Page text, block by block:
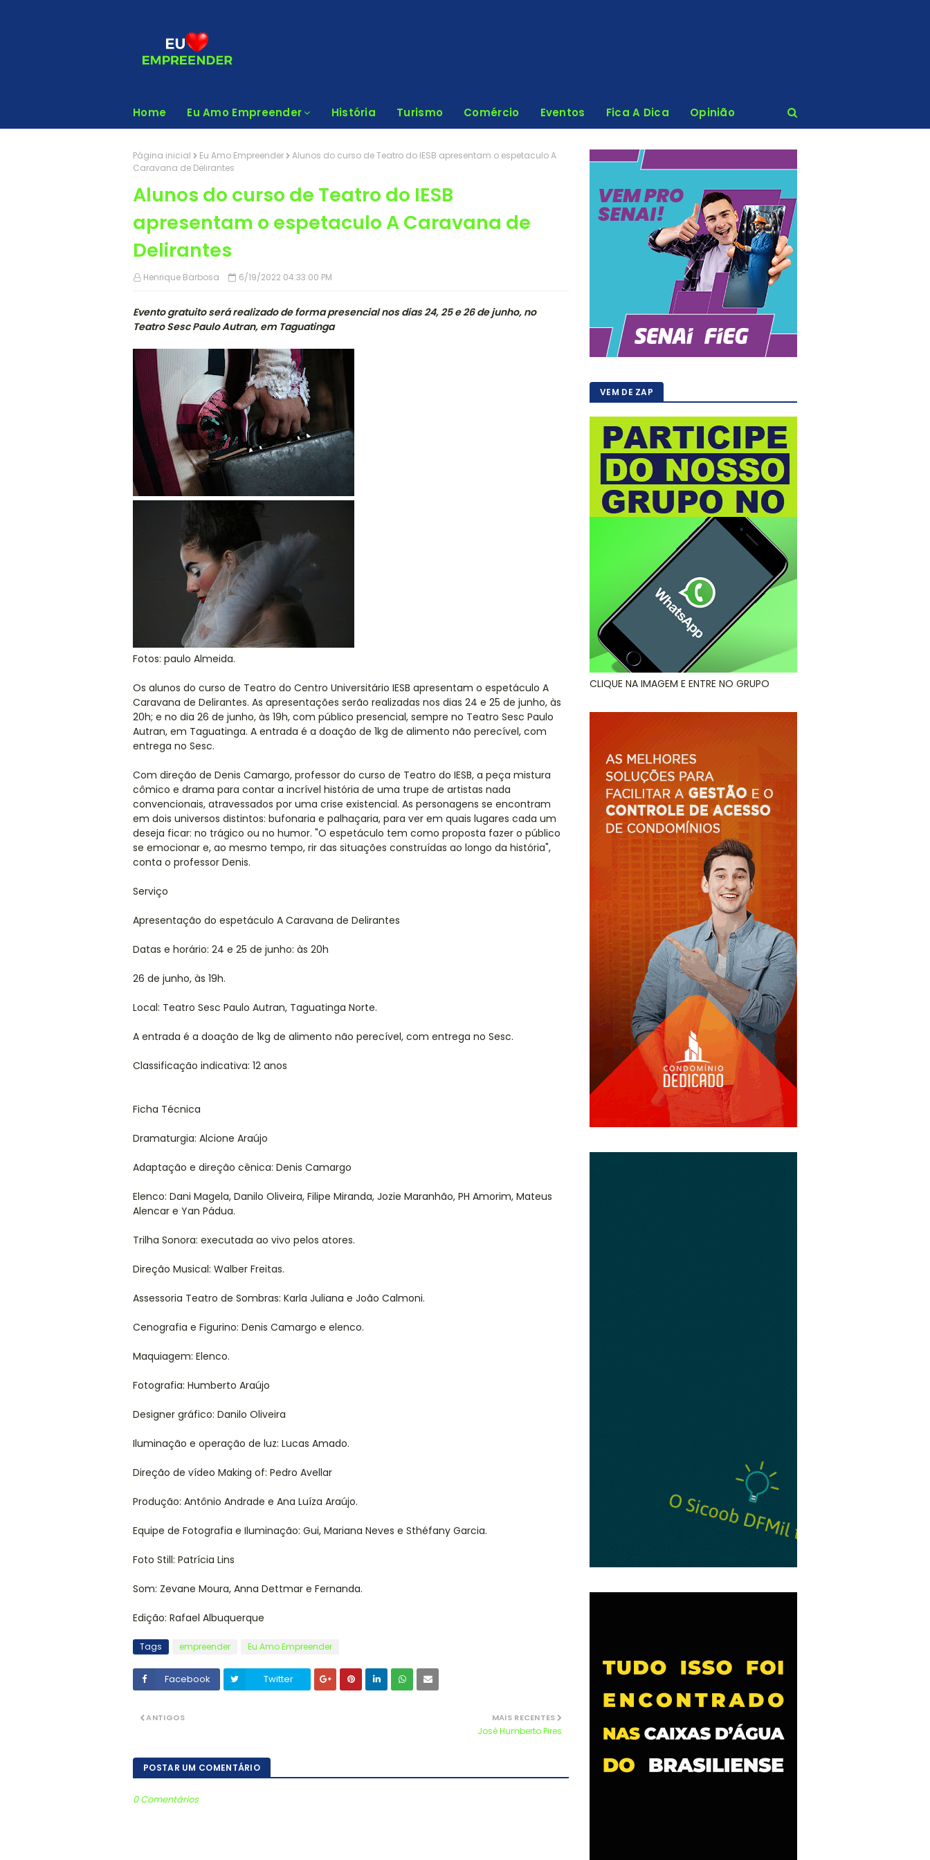
Home Eu Amo Empreender História Turismo Comércio Eventos Fica A Dica Opinião
Página inicial Eu Amo Empreender
Alunos do curso de Teatro do IESB apresentam o espetaculo A
Caravana de Delirantes
Alunos do curso de Teatro do IESB
apresentam o espetaculo A Caravana de
Delirantes
Henrique Barbosa 6/19/2022 04:33:00 PM
Evento gratuito será realizado de forma presencial nos dias 24, 25 e 26 de junho, no
Teatro Sesc Paulo Autran, em Taguatinga
Fotos: paulo Almeida.
Os alunos do curso de Teatro do Centro Universitário IESB apresentam o espetáculo A
Caravana de Delirantes. As apresentações serão realizadas nos dias 24 e 25 de junho, às
20h; e no dia 26 de junho, às 19h, com público presencial, sempre no Teatro Sesc Paulo
Autran, em Taguatinga. A entrada é a doação de 1kg de alimento não perecível, com
entrega no Sesc.
Com direção de Denis Camargo, professor do curso de Teatro do IESB, a peça mistura
cômico e drama para contar a incrível história de uma trupe de artistas nada
convencionais, atravessados por uma crise existencial. As personagens se encontram
em dois universos distintos: bufonaria e palhaçaria, para ver em quais lugares cada um
deseja ficar: no trágico ou no humor. "O espetáculo tem como proposta fazer o público
se emocionar e, ao mesmo tempo, rir das situações construídas ao longo da história",
conta o professor Denis.
Serviço
Apresentação do espetáculo A Caravana de Delirantes
Datas e horário: 24 e 25 de junho: às 20h
26 de junho, às 19h.
Local: Teatro Sesc Paulo Autran, Taguatinga Norte.
A entrada é a doação de 1kg de alimento não perecível, com entrega no Sesc.
Classificação indicativa: 12 anos
Ficha Técnica
Dramaturgia: Alcione Araújo
Adaptação e direção cênica: Denis Camargo
Elenco: Dani Magela, Danilo Oliveira, Filipe Miranda, Jozie Maranhão, PH Amorim, Mateus
Alencar e Yan Pádua.
Trilha Sonora: executada ao vivo pelos atores.
Direção Musical: Walber Freitas.
Assessoria Teatro de Sombras: Karla Juliana e João Calmoni.
Cenografia e Figurino: Denis Camargo e elenco.
Maquiagem: Elenco.
Fotografia: Humberto Araújo
Designer gráfico: Danilo Oliveira
Iluminação e operação de luz: Lucas Amado.
Direção de vídeo Making of: Pedro Avellar
Produção: Antônio Andrade e Ana Luíza Araújo.
Equipe de Fotografia e Iluminação: Gui, Mariana Neves e Sthéfany Garcia.
Foto Still: Patrícia Lins
Som: Zevane Moura, Anna Dettmar e Fernanda.
Edição: Rafael Albuquerque
Tags empreender Eu Amo Empreender
Facebook Twitter
MAIS RECENTES
José Humberto Pires
ANTIGOS
POSTAR UM COMENTÁRIO
0 Comentários
VEM DE ZAP
CLIQUE NA IMAGEM E ENTRE NO GRUPO